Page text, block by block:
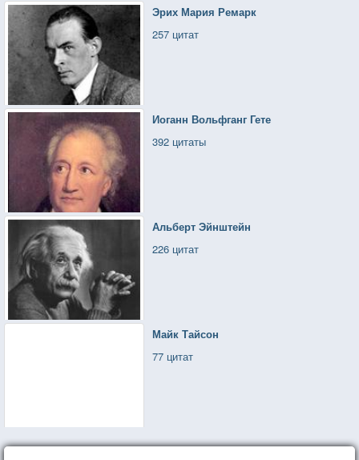
Эрих Мария Ремарк
257 цитат
Иоганн Вольфганг Гете
392 цитаты
Альберт Эйнштейн
226 цитат
Майк Тайсон
77 цитат